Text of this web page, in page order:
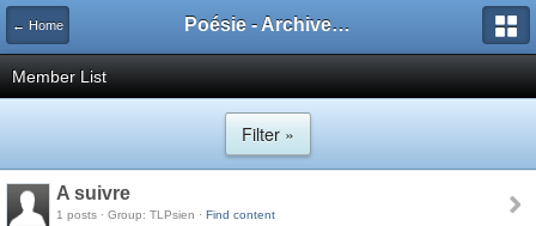
← Home Poésie - Archives de Toute La Poésie - 2005 - 2006
Member List
Filter »
A suivre
1 posts · Group: TLPsien · Find content